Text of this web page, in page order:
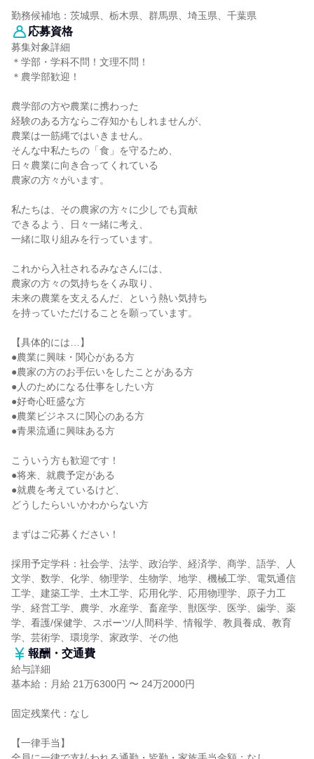
勤務候補地：茨城県、栃木県、群馬県、埼玉県、千葉県
応募資格
募集対象詳細
＊学部・学科不問！文理不問！
＊農学部歓迎！
農学部の方や農業に携わった
経験のある方ならご存知かもしれませんが、
農業は一筋縄ではいきません。
そんな中私たちの「食」を守るため、
日々農業に向き合ってくれている
農家の方々がいます。
私たちは、その農家の方々に少しでも貢献
できるよう、日々一緒に考え、
一緒に取り組みを行っています。
これから入社されるみなさんには、
農家の方々の気持ちをくみ取り、
未来の農業を支えるんだ、という熱い気持ち
を持っていただけることを願っています。
【具体的には…】
●農業に興味・関心がある方
●農家の方のお手伝いをしたことがある方
●人のためになる仕事をしたい方
●好奇心旺盛な方
●農業ビジネスに関心のある方
●青果流通に興味ある方
こういう方も歓迎です！
●将来、就農予定がある
●就農を考えているけど、
どうしたらいいかわからない方
まずはご応募ください！
採用予定学科：社会学、法学、政治学、経済学、商学、語学、人
文学、数学、化学、物理学、生物学、地学、機械工学、電気通信
工学、建築工学、土木工学、応用化学、応用物理学、原子力工
学、経営工学、農学、水産学、畜産学、獣医学、医学、歯学、薬
学、看護/保健学、スポーツ/人間科学、情報学、教員養成、教育
学、芸術学、環境学、家政学、その他
報酬・交通費
給与詳細
基本給：月給 21万6300円 〜 24万2000円
固定残業代：なし
【一律手当】